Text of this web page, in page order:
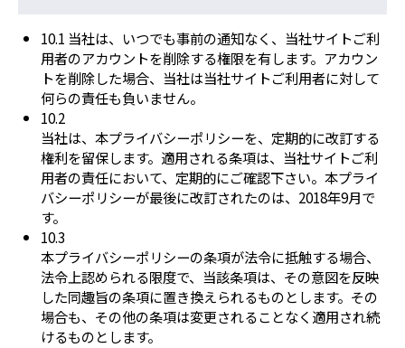
10.1 当社は、いつでも事前の通知なく、当社サイトご利
用者のアカウントを削除する権限を有します。アカウン
トを削除した場合、当社は当社サイトご利用者に対して
何らの責任も負いません。
10.2
当社は、本プライバシーポリシーを、定期的に改訂する
権利を留保します。適用される条項は、当社サイトご利
用者の責任において、定期的にご確認下さい。本プライ
バシーポリシーが最後に改訂されたのは、2018年9月で
す。
10.3
本プライバシーポリシーの条項が法令に抵触する場合、
法令上認められる限度で、当該条項は、その意図を反映
した同趣旨の条項に置き換えられるものとします。その
場合も、その他の条項は変更されることなく適用され続
けるものとします。